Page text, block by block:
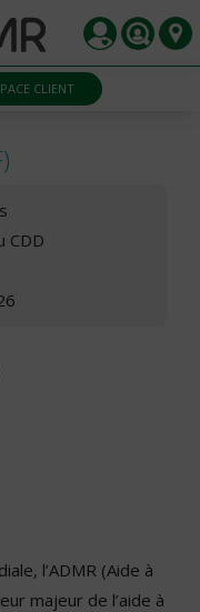
CLIENT
CDD
l’ADMR (Aide à
majeur de l’aide à